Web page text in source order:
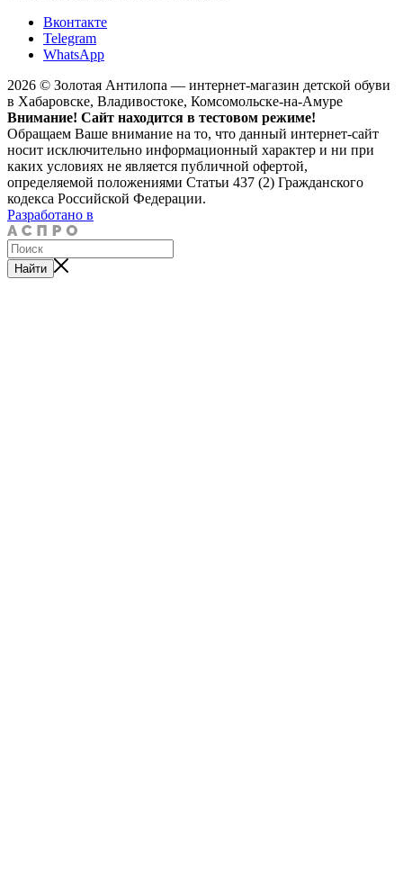
Вконтакте
Telegram
WhatsApp
2026 © Золотая Антилопа — интернет-магазин детской обуви
в Хабаровске, Владивостоке, Комсомольске-на-Амуре
Внимание! Сайт находится в тестовом режиме!
Обращаем Ваше внимание на то, что данный интернет-сайт
носит исключительно информационный характер и ни при
каких условиях не является публичной офертой,
определяемой положениями Статьи 437 (2) Гражданского
кодекса Российской Федерации.
Разработано в
Найти